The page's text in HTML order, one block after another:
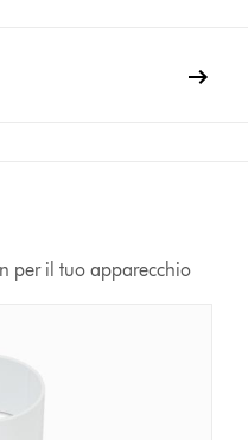
per il tuo apparecchio